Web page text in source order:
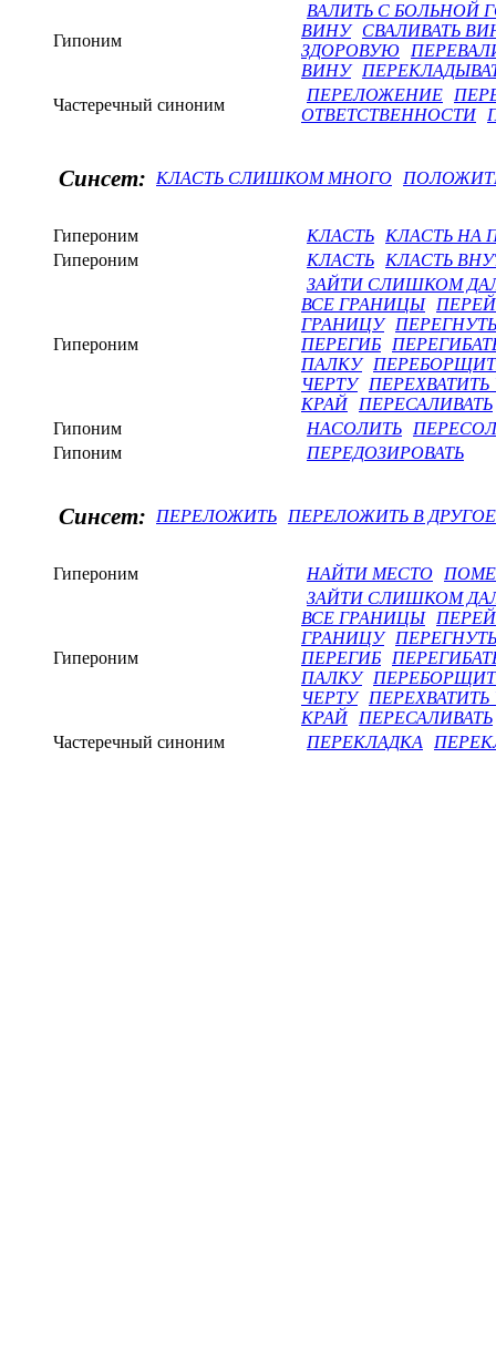
Гипоним
ВАЛИТЬ С БОЛЬНОЙ
ВИНУ
СВАЛИВАТЬ
ЗДОРОВУЮ
ВИНУ
Частеречный синоним
ПЕРЕЛОЖЕНИЕ
ОТВЕТСТВЕННОСТИ
Синсет: КЛАСТЬ СЛИШКОМ МНОГО
Гипероним КЛАСТЬ
КЛАСТЬ НА
Гипероним
КЛАСТЬ КЛАСТЬ
Гипероним
ЗАЙТИ СЛИШКОМ
ВСЕ ГРАНИЦЫ
ГРАНИЦУ
ПЕРЕГНУТЬ
ПЕРЕГИБ
ПАЛКУ
ЧЕРТУ
ПЕРЕХВАТИТЬ
КРАЙ
ПЕРЕСАЛИВАТЬ
Гипоним
НАСОЛИТЬ
Гипоним
ПЕРЕДОЗИРОВАТЬ
Синсет: ПЕРЕЛОЖИТЬ ПЕРЕЛОЖИТЬ В
Гипероним НАЙТИ МЕСТО
Гипероним
ЗАЙТИ СЛИШКОМ
ВСЕ ГРАНИЦЫ
ГРАНИЦУ
ПЕРЕГНУТЬ
ПЕРЕГИБ
ПАЛКУ
ЧЕРТУ
ПЕРЕХВАТИТЬ
КРАЙ
ПЕРЕСАЛИВАТЬ
Частеречный синоним
ПЕРЕКЛАДКА